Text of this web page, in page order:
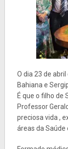
O dia 23 de
Bahiana e
É que o filho de
Professor
preciosa vida ,
áreas da Saúde